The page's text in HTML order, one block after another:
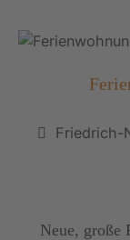
Friedrich-
Neue, große